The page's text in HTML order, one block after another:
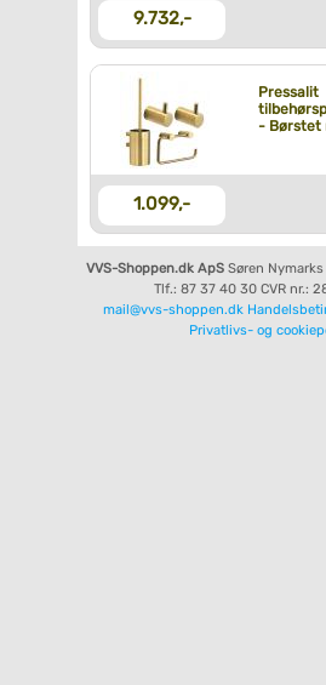
9.732,-
Pressalit
- Børstet
1.099,-
VVS-Shoppen.dk ApS Søren Nymarks
Tlf.: 87 37 40 30 CVR nr.:
mail@vvs-shoppen.dk
Privatlivs- og